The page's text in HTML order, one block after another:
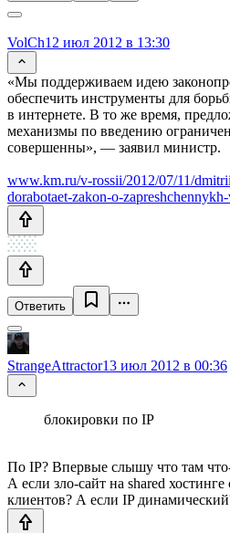
VolCh12 июл 2012 в 13:30
«Мы поддерживаем идею
обеспечить инструменты для
в интернете. В то же время,
механизмы по введению
совершенны», — заявил министр.
www.km.ru/v-rossii/2012/07/11/
dorabotaet-zakon-o-
Ответить
StrangeAttractor13 июл 2012 в 00:36
блокировки по IP
По IP? Впервые слышу что там
А если зло-сайт на shared
клиентов? А если IP